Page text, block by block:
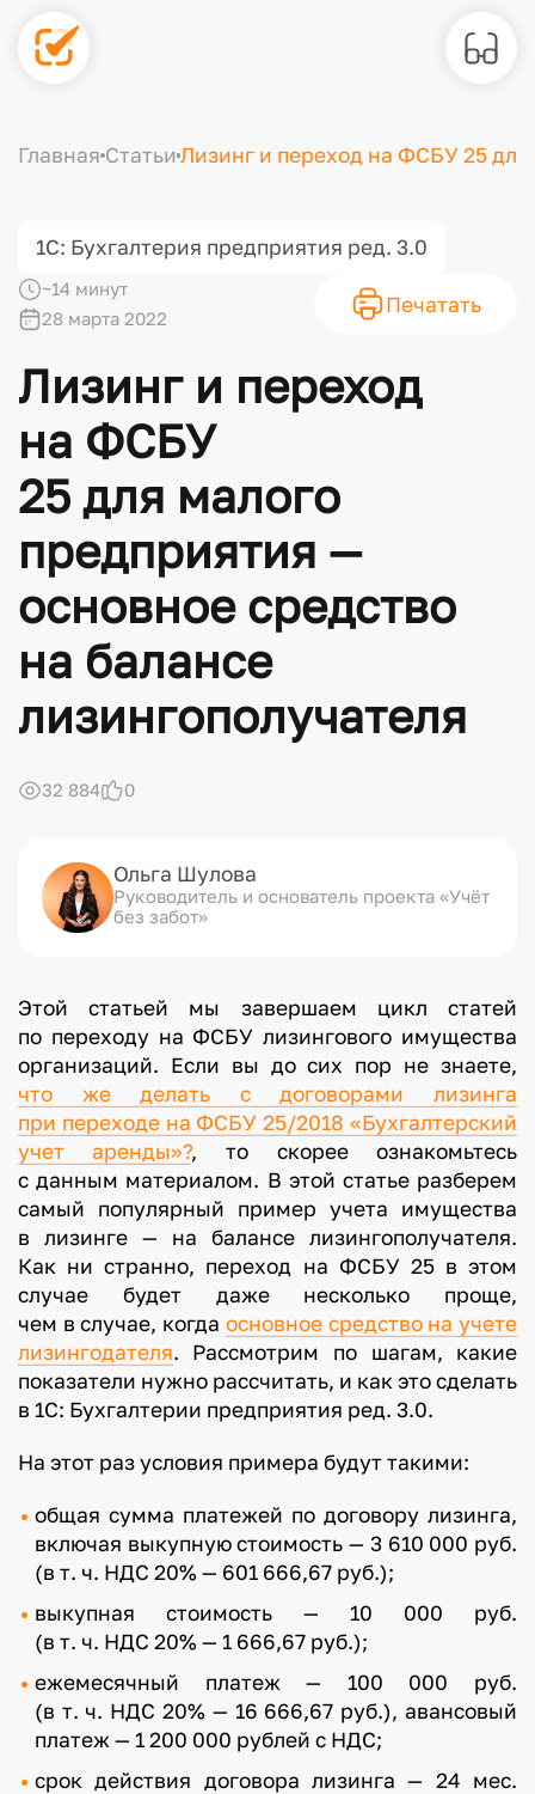
Главная Статьи Лизинг и переход на ФСБУ 25 для
1С: Бухгалтерия предприятия ред. 3.0
~14 минут
28 марта 2022
Печатать
Лизинг и переход
на ФСБУ
25 для малого
предприятия —
основное средство
на балансе
лизингополучателя
32 884 0
Ольга Шулова
Руководитель и основатель проекта «Учёт
без забот»
Этой статьей мы завершаем цикл статей
по переходу на ФСБУ лизингового имущества
организаций. Если вы до сих пор не знаете,
что же делать с договорами лизинга
при переходе на ФСБУ 25/2018 «Бухгалтерский
учет аренды»?, то скорее ознакомьтесь
с данным материалом. В этой статье разберем
самый популярный пример учета имущества
в лизинге — на балансе лизингополучателя.
Как ни странно, переход на ФСБУ 25 в этом
случае будет даже несколько проще,
чем в случае, когда основное средство на учете
лизингодателя. Рассмотрим по шагам, какие
показатели нужно рассчитать, и как это сделать
в 1С: Бухгалтерии предприятия ред. 3.0.
На этот раз условия примера будут такими:
общая сумма платежей по договору лизинга,
включая выкупную стоимость — 3 610 000 руб.
(в т. ч. НДС 20% — 601 666,67 руб.);
выкупная стоимость — 10 000 руб.
(в т. ч. НДС 20% — 1 666,67 руб.);
ежемесячный платеж — 100 000 руб.
(в т. ч. НДС 20% — 16 666,67 руб.), авансовый
платеж — 1 200 000 рублей с НДС;
срок действия договора лизинга — 24 мес.